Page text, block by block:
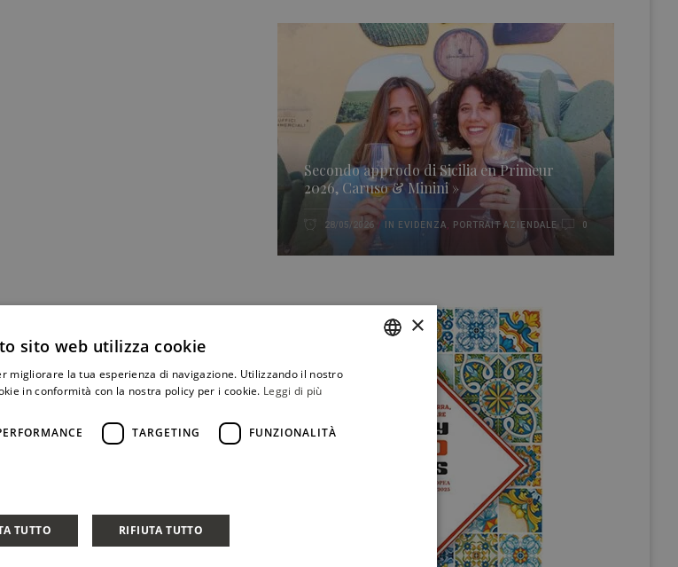
Secondo approdo di Sicilia en Primeur
2026, Caruso & Minini »
28/05/2026 IN EVIDENZA PORTRAIT AZIENDALE 0
×
sito web utilizza cookie
migliorare la tua esperienza di navigazione. Utilizzando il nostro
in conformità con la nostra policy per i cookie. Leggi di più
TARGETING FUNZIONALITÀ
TUTTO RIFIUTA TUTTO